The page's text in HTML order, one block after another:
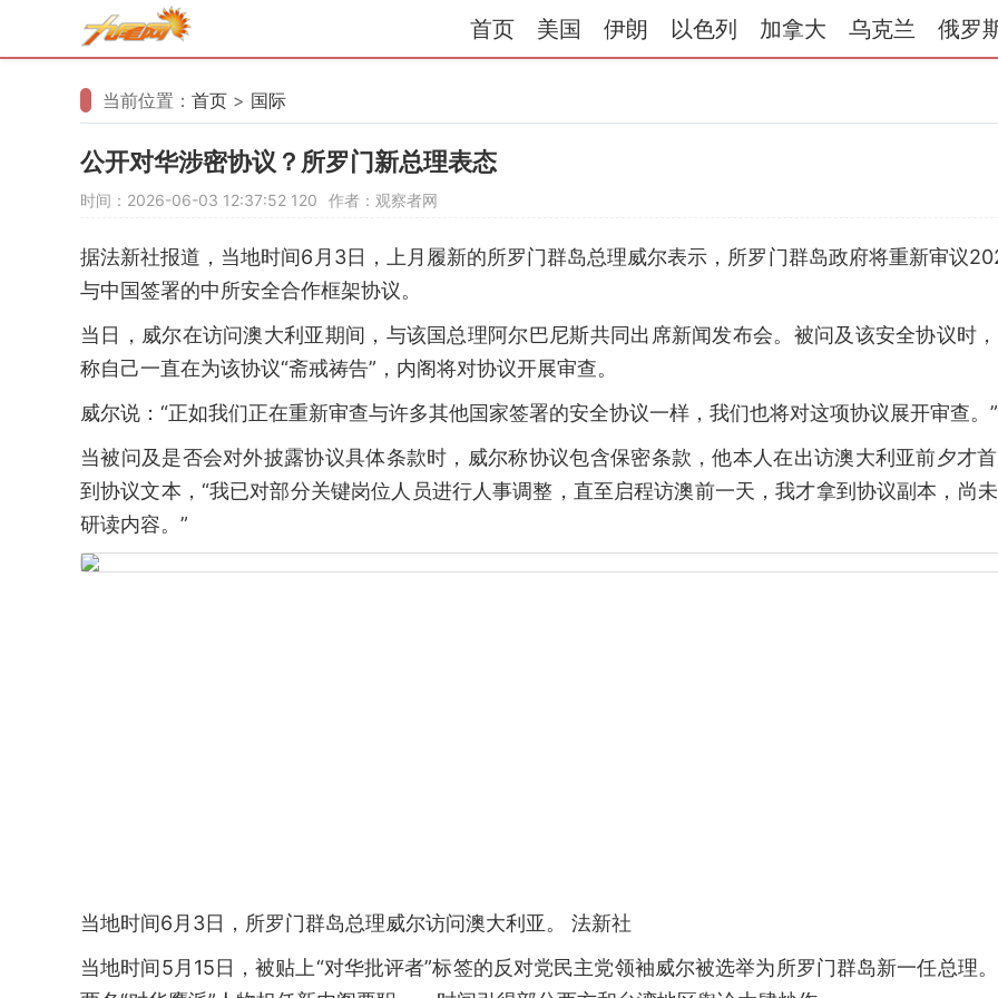
首页 美国 伊朗 以色列 加拿大 乌克兰 俄罗
当前位置： 首页 > 国际
公开对华涉密协议？所罗门新总理表态
时间：2026-06-03 12:37:52 120 作者：观察者网
据法新社报道，当地时间6月3日，上月履新的所罗门群岛总理威尔表示，所罗门群岛政府将重新审议
与中国签署的中所安全合作框架协议。
当日，威尔在访问澳大利亚期间，与该国总理阿尔巴尼斯共同出席新闻发布会。被问及该安全协议时
称自己一直在为该协议“斋戒祷告”，内阁将对协议开展审查。
威尔说：“正如我们正在重新审查与许多其他国家签署的安全协议一样，我们也将对这项协议展开审查。”
当被问及是否会对外披露协议具体条款时，威尔称协议包含保密条款，他本人在出访澳大利亚前夕才
到协议文本，“我已对部分关键岗位人员进行人事调整，直至启程访澳前一天，我才拿到协议副本，尚
研读内容。”
当地时间6月3日，所罗门群岛总理威尔访问澳大利亚。 法新社
当地时间5月15日，被贴上“对华批评者”标签的反对党民主党领袖威尔被选举为所罗门群岛新一任总理